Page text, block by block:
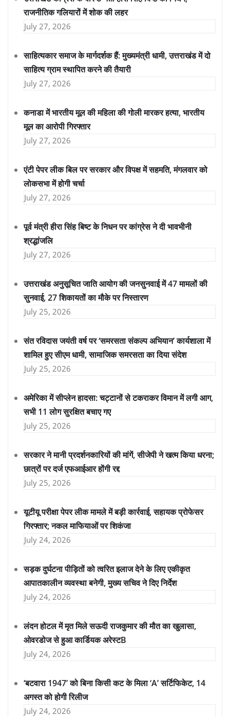
राजनीतिक गलियारों में शोक की लहर
July 27, 2026
साहित्यकार समाज के मार्गदर्शक हैं: मुख्यमंत्री धामी, उत्तराखंड में दो
साहित्य ग्राम स्थापित करने की तैयारी
July 27, 2026
कनाडा में भारतीय मूल की महिला की गोली मारकर हत्या, भारतीय
मूल का आरोपी गिरफ्तार
July 27, 2026
एंटी पेपर लीक बिल पर सरकार और विपक्ष में सहमति, मंगलवार को
लोकसभा में होगी चर्चा
July 27, 2026
पूर्व मंत्री हीरा सिंह बिष्ट के निधन पर कांग्रेस ने दी भावभीनी
श्रद्धांजलि
July 27, 2026
उत्तराखंड अनुसूचित जाति आयोग की जनसुनवाई में 47 मामलों की
सुनवाई, 27 शिकायतों का मौके पर निस्तारण
July 25, 2026
संत रविदास जयंती वर्ष पर ‘समरसता संकल्प अभियान’ कार्यशाला में
शामिल हुए सीएम धामी, सामाजिक समरसता का दिया संदेश
July 25, 2026
अमेरिका में सीप्लेन हादसा: चट्टानों से टकराकर विमान में लगी आग,
सभी 11 लोग सुरक्षित बचाए गए
July 25, 2026
सरकार ने मानी प्रदर्शनकारियों की मांगें, सीजेपी ने खत्म किया धरना;
छात्रों पर दर्ज एफआईआर होंगी रद्द
July 25, 2026
यूटीयू परीक्षा पेपर लीक मामले में बड़ी कार्रवाई, सहायक प्रोफेसर
गिरफ्तार; नकल माफियाओं पर शिकंजा
July 24, 2026
सड़क दुर्घटना पीड़ितों को त्वरित इलाज देने के लिए एकीकृत
आपातकालीन व्यवस्था बनेगी, मुख्य सचिव ने दिए निर्देश
July 24, 2026
लंदन होटल में मृत मिले सऊदी राजकुमार की मौत का खुलासा,
ओवरडोज से हुआ कार्डियक अरेस्टB
July 24, 2026
‘बटवारा 1947’ को बिना किसी कट के मिला ‘A’ सर्टिफिकेट, 14
अगस्त को होगी रिलीज
July 24, 2026